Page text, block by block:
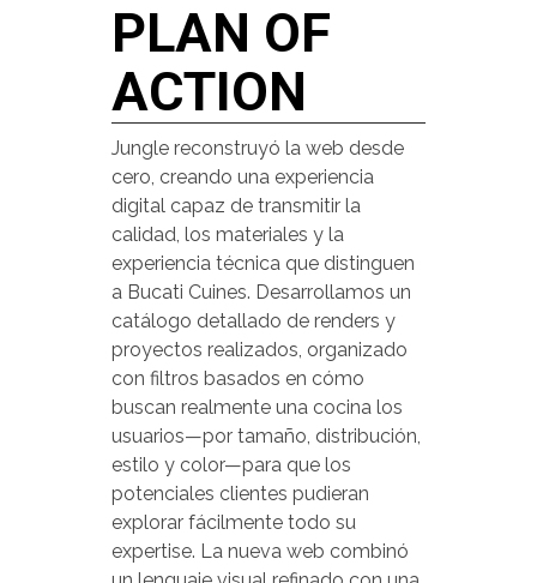
PLAN OF
ACTION
Jungle reconstruyó la web desde
cero, creando una experiencia
digital capaz de transmitir la
calidad, los materiales y la
experiencia técnica que distinguen
a Bucati Cuines. Desarrollamos un
catálogo detallado de renders y
proyectos realizados, organizado
con filtros basados en cómo
buscan realmente una cocina los
usuarios—por tamaño, distribución,
estilo y color—para que los
potenciales clientes pudieran
explorar fácilmente todo su
expertise. La nueva web combinó